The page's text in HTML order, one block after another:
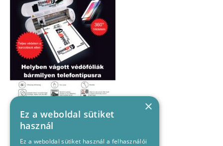
×
Ez a weboldal sütiket
használ
Ez a weboldal sütiket használ a felhasználói